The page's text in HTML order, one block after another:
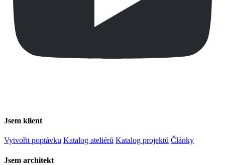
Jsem klient
Vytvořit poptávku Katalog ateliérů Katalog projektů Články
Jsem architekt